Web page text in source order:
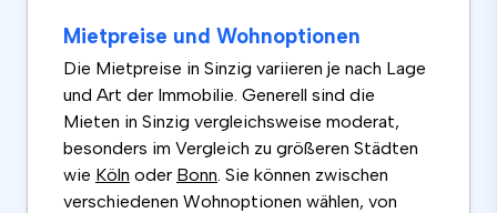
Mietpreise und Wohnoptionen
Die Mietpreise in Sinzig variieren je nach Lage
und Art der Immobilie. Generell sind die
Mieten in Sinzig vergleichsweise moderat,
besonders im Vergleich zu größeren Städten
wie Köln oder Bonn . Sie können zwischen
verschiedenen Wohnoptionen wählen, von